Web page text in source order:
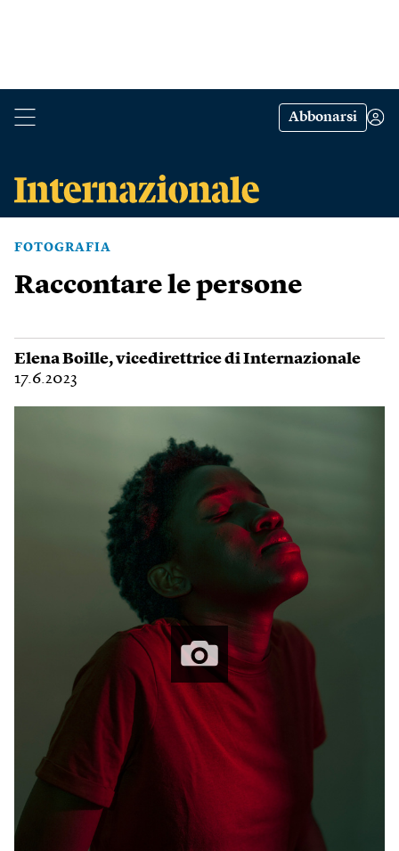
Abbonarsi
FOTOGRAFIA
Raccontare le persone
Elena Boille, vicedirettrice di Internazionale
17.6.2023